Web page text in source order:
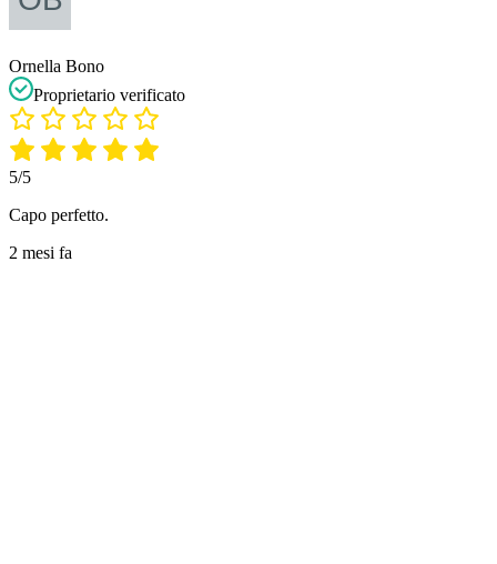
Ornella Bono
Proprietario verificato
5/5
Capo perfetto.
2 mesi fa